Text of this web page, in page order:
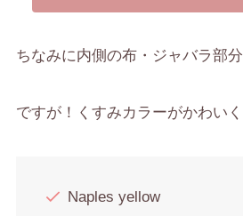
ちなみに内側の布・ジャバラ部分
ですが！くすみカラーがかわい
Naples yellow